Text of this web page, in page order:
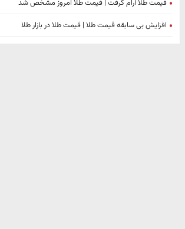
قیمت طلا آرام گرفت | قیمت طلا امروز مشخص شد
افزایش بی سابقه قیمت طلا | قیمت طلا در بازار طلا